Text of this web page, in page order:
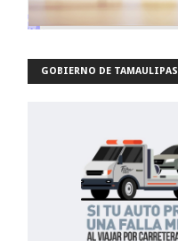
GOBIERNO DE TAMAULIPAS